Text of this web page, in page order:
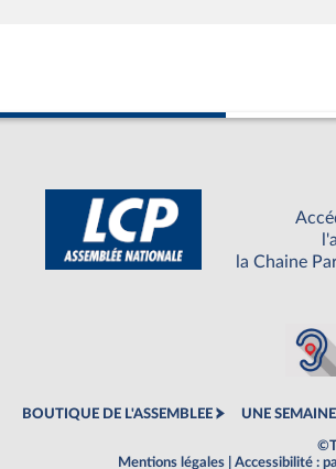
la Chaine
BOUTIQUE DE L'ASSEMBLEE UNE
Mentions légales
Accessibilité :